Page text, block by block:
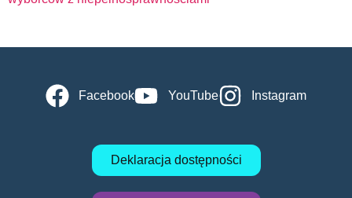
Facebook YouTube Instagram
Deklaracja dostępności